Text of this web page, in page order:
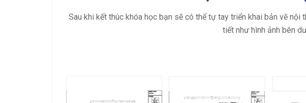
Sau khi kết thúc khóa học bạn sẽ có thể tự tay triển khai bản vẽ
tiết như hình ảnh bên